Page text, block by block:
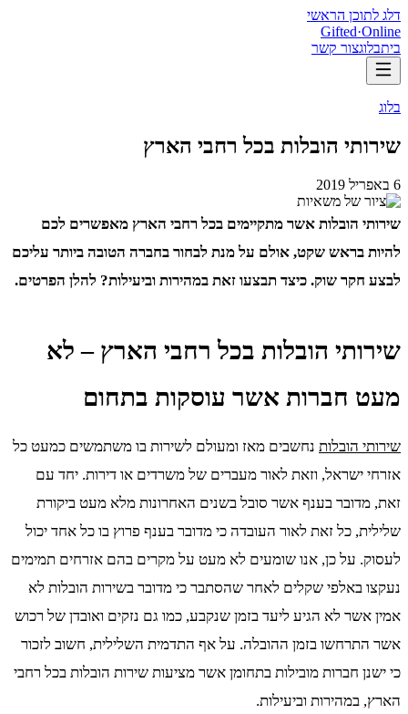
דלג לתוכן הראשי
Gifted·Online
ביתבלוגצור קשר
בלוג
שירותי הובלות בכל רחבי הארץ
6 באפריל 2019
שירותי הובלות אשר מתקיימים בכל רחבי הארץ מאפשרים לכם
להיות בראש שקט, אולם על מנת לבחור בחברה הטובה ביותר עליכם
לבצע חקר שוק. כיצד תבצעו זאת במהירות וביעילות? להלן הפרטים.
שירותי הובלות בכל רחבי הארץ – לא
מעט חברות אשר עוסקות בתחום
שירותי הובלות נחשבים מאז ומעולם לשירות בו משתמשים כמעט כל
אזרחי ישראל, וזאת לאור מעברים של משרדים או דירות. יחד עם
זאת, מדובר בענף אשר סובל בשנים האחרונות מלא מעט ביקורת
שלילית, כל זאת לאור העובדה כי מדובר בענף פרוץ בו כל אחד יכול
לעסוק. על כן, אנו שומעים לא מעט על מקרים בהם אזרחים תמימים
נעקצו באלפי שקלים לאחר שהסתבר כי מדובר בשירות הובלות לא
אמין אשר לא הגיע ליעד בזמן שנקבע, כמו גם נזקים ואובדן של רכוש
אשר התרחשו בזמן ההובלה. על אף התדמית השלילית, חשוב לזכור
כי ישנן חברות מובילות בתחומן אשר מציעות שירות הובלות בכל רחבי
הארץ, במהירות וביעילות.